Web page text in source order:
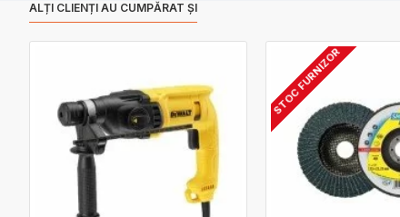
ALȚI CLIENȚI AU CUMPĂRAT ȘI
STOC FURNIZOR